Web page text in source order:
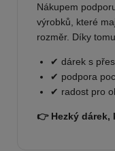
Nákupem
výrobků, které
rozměr. Díky
✔ dárek s
✔ podpora
✔ radost pro
👉 Hezký dárek,